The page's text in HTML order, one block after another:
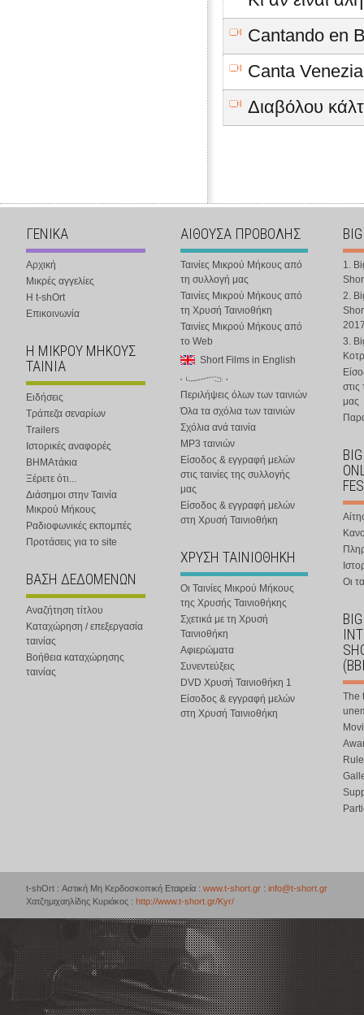
Cantando en
Canta
Διαβόλου
ΓΕΝΙΚΑ
Αρχική
Μικρές αγγελίες
Η t-shOrt
Επικοινωνία
Η ΜΙΚΡΟΥ ΜΗΚΟΥΣ
ΤΑΙΝΙΑ
Ειδήσεις
Τράπεζα σεναρίων
Trailers
Ιστορικές αναφορές
ΒΗΜΑτάκια
Ξέρετε ότι...
Διάσημοι στην Ταινία
Μικρού Μήκους
Ραδιοφωνικές εκπομπές
Προτάσεις για το site
ΒΑΣΗ ΔΕΔΟΜΕΝΩΝ
Αναζήτηση τίτλου
Καταχώρηση / επεξεργασία
ταινίας
Βοήθεια καταχώρησης
ταινίας
ΑΙΘΟΥΣΑ ΠΡΟΒΟΛΗΣ
Ταινίες Μικρού Μήκους από
τη συλλογή μας
Ταινίες Μικρού Μήκους από
τη Χρυσή Ταινιοθήκη
Ταινίες Μικρού Μήκους από
το Web
Short Films in English
Περιλήψεις όλων των ταινιών
Όλα τα σχόλια των ταινιών
Σχόλια ανά ταινία
MP3 ταινιών
Είσοδος & εγγραφή μελών
στις ταινίες της συλλογής
μας
Είσοδος & εγγραφή μελών
στη Χρυσή Ταινιοθήκη
ΧΡΥΣΗ ΤΑΙΝΙΟΘΗΚΗ
Οι Ταινίες Μικρού Μήκους
της Χρυσής Ταινιοθήκης
Σχετικά με τη Χρυσή
Ταινιοθήκη
Αφιερώματα
Συνεντεύξεις
DVD Χρυσή Ταινιοθήκη 1
Είσοδος & εγγραφή μελών
στη Χρυσή Ταινιοθήκη
1.
2.
3.
στις
μας
Οι
The
t-shOrt : Αστική Μη Κερδοσκοπική Εταιρεία : www.t-short.gr : info@t-short.gr
Χατζημιχαηλίδης Κυριάκος : http://www.t-short.gr/Kyr/